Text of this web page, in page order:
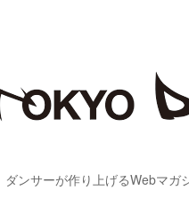
ンサーが作り上げるWebマガ